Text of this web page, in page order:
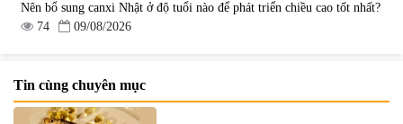
Nên bổ sung canxi Nhật ở độ tuổi nào để phát triển chiều cao tốt nhất?
74
09/08/2026
Tin cùng chuyên mục